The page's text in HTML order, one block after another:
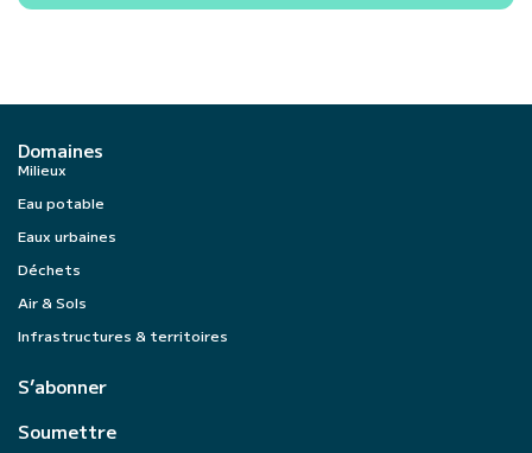
Domaines
Milieux
Eau potable
Eaux urbaines
Déchets
Air & Sols
Infrastructures & territoires
S’abonner
Soumettre